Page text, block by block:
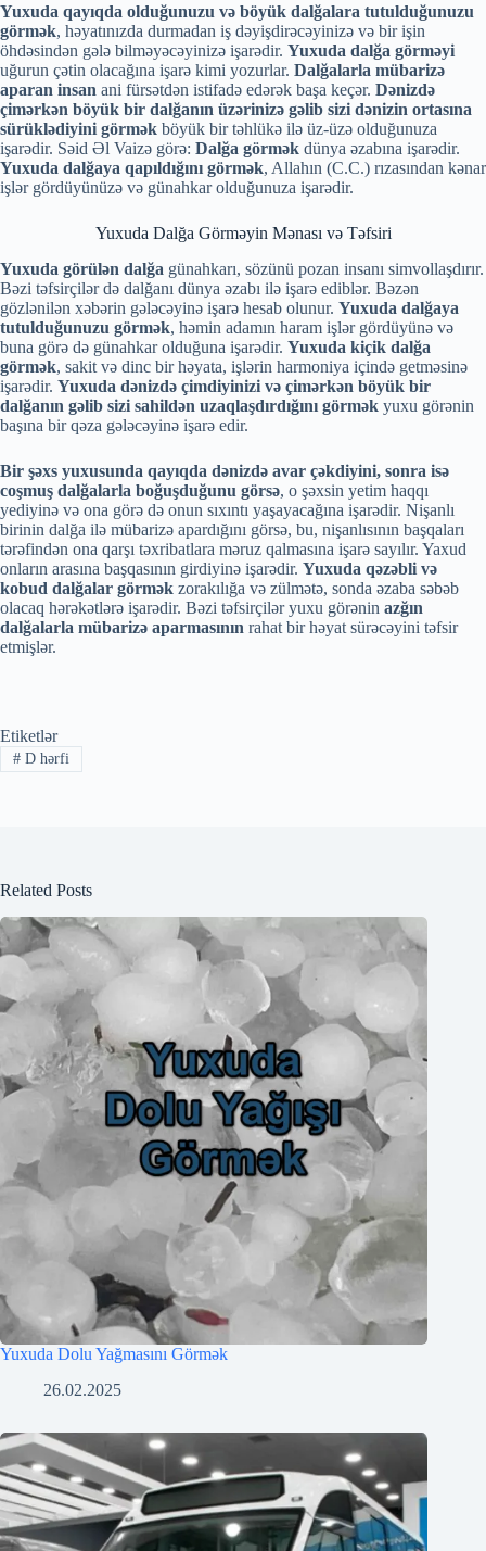
Yuxuda qayıqda olduğunuzu və böyük dalğalara tutulduğunuzu
görmək, həyatınızda durmadan iş dəyişdirəcəyinizə və bir işin
öhdəsindən gələ bilməyəcəyinizə işarədir. Yuxuda dalğa görməyi
uğurun çətin olacağına işarə kimi yozurlar. Dalğalarla mübarizə
aparan insan ani fürsətdən istifadə edərək başa keçər. Dənizdə
çimərkən böyük bir dalğanın üzərinizə gəlib sizi dənizin ortasına
sürüklədiyini görmək böyük bir təhlükə ilə üz-üzə olduğunuza
işarədir. Səid Əl Vaizə görə: Dalğa görmək dünya əzabına işarədir.
Yuxuda dalğaya qapıldığını görmək, Allahın (C.C.) rızasından kənar
işlər gördüyünüzə və günahkar olduğunuza işarədir.
Yuxuda Dalğa Görməyin Mənası və Təfsiri
Yuxuda görülən dalğa günahkarı, sözünü pozan insanı simvollaşdırır.
Bəzi təfsirçilər də dalğanı dünya əzabı ilə işarə ediblər. Bəzən
gözlənilən xəbərin gələcəyinə işarə hesab olunur. Yuxuda dalğaya
tutulduğunuzu görmək, həmin adamın haram işlər gördüyünə və
buna görə də günahkar olduğuna işarədir. Yuxuda kiçik dalğa
görmək, sakit və dinc bir həyata, işlərin harmoniya içində getməsinə
işarədir. Yuxuda dənizdə çimdiyinizi və çimərkən böyük bir
dalğanın gəlib sizi sahildən uzaqlaşdırdığını görmək yuxu görənin
başına bir qəza gələcəyinə işarə edir.
Bir şəxs yuxusunda qayıqda dənizdə avar çəkdiyini, sonra isə
coşmuş dalğalarla boğuşduğunu görsə, o şəxsin yetim haqqı
yediyinə və ona görə də onun sıxıntı yaşayacağına işarədir. Nişanlı
birinin dalğa ilə mübarizə apardığını görsə, bu, nişanlısının başqaları
tərəfindən ona qarşı təxribatlara məruz qalmasına işarə sayılır. Yaxud
onların arasına başqasının girdiyinə işarədir. Yuxuda qəzəbli və
kobud dalğalar görmək zorakılığa və zülmətə, sonda əzaba səbəb
olacaq hərəkətlərə işarədir. Bəzi təfsirçilər yuxu görənin azğın
dalğalarla mübarizə aparmasının rahat bir həyat sürəcəyini təfsir
etmişlər.
Etiketlər
#D hərfi
Related Posts
Yuxuda Dolu Yağmasını Görmək
26.02.2025